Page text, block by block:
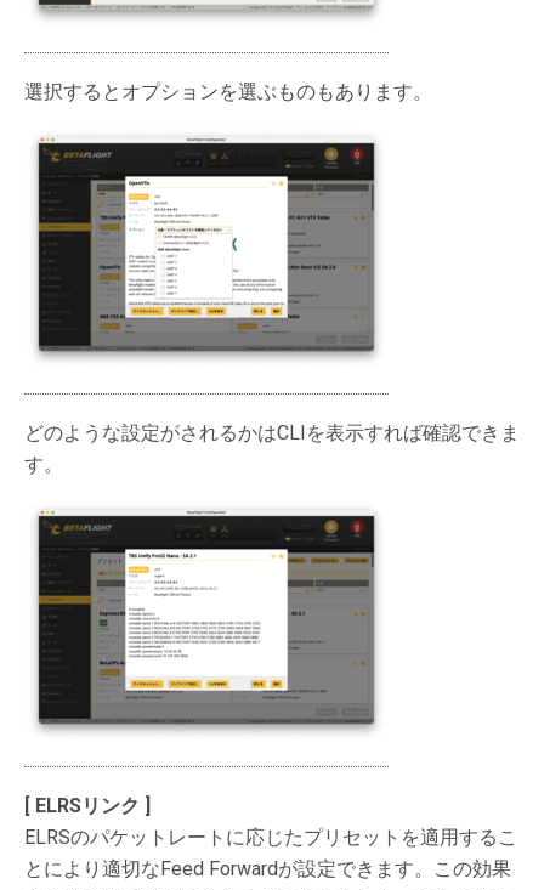
選択するとオプションを選ぶものもあります。
どのような設定がされるかはCLIを表示すれば確認できま
す。
[ ELRSリンク ]
ELRSのパケットレートに応じたプリセットを適用するこ
とにより適切なFeed Forwardが設定できます。この効果